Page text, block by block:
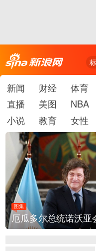
新闻 财经 体育
直播
美图 NBA
小说
教育 女性
图集
厄瓜多尔总统诺沃